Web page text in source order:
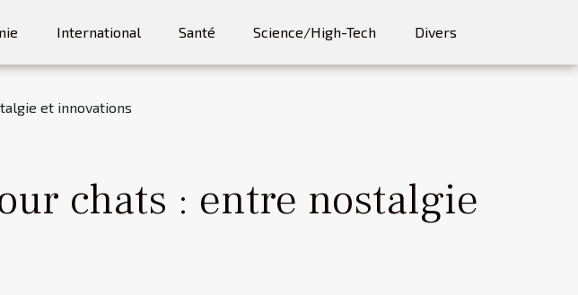
International Santé Science/High-Tech Divers
et innovations
chats : entre nostalgie